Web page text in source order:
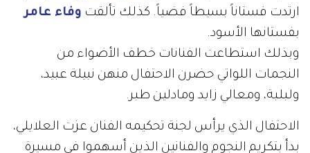
ارتدت فستاناً بسيطاً فضياً. كذلك تألقت وفاء عامر
بفستانها الأسود.
وبذلك استطاعت الفنانات خطف الأضواء من
النجمات اللواتي حضرن الاحتفال منهن نبيلة عبيد،
ولبلبة، ومعالي زايد ومادلين طبر .
الاحتفال الذي يرأس لجنة تحكيمه الفنان عزت العلايلي،
بدأ بتكريم النجوم والفنانين الذين أسهموا في مسيرة